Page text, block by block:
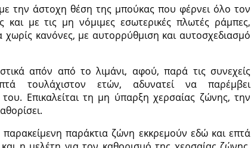
την άστοχη θέση της μπούκας που φέρνει όλο τον
με τις μη νόμιμες εσωτερικές πλωτές ράμπες,
χωρίς κανόνες, με αυτορρύθμιση και αυτοσχεδιασμό
απόν από το λιμάνι, αφού, παρά τις συνεχείς
τουλάχιστον ετών, αδυνατεί να παρέμβει
του. Επικαλείται τη μη ύπαρξη χερσαίας ζώνης, την
παρακείμενη παράκτια ζώνη εκκρεμούν εδώ και επτά